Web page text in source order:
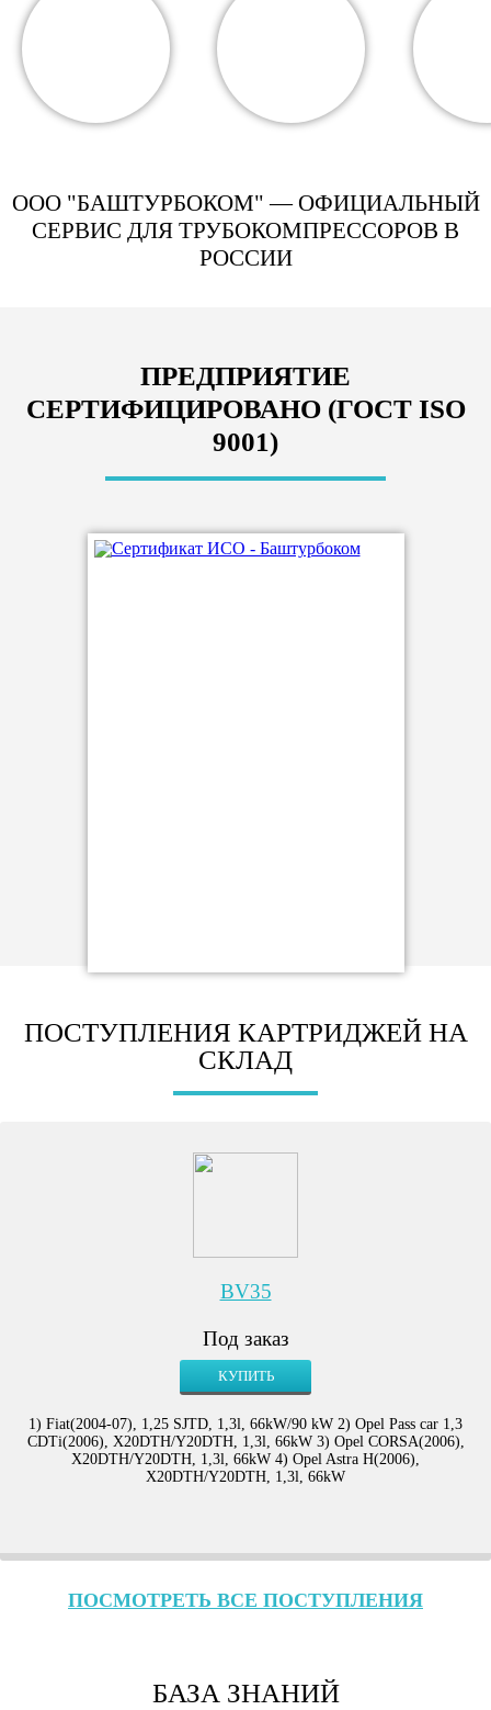
ООО "БАШТУРБОКОМ" — ОФИЦИАЛЬНЫЙ
СЕРВИС ДЛЯ ТРУБОКОМПРЕССОРОВ В
РОССИИ
ПРЕДПРИЯТИЕ
СЕРТИФИЦИРОВАНО (ГОСТ ISO
9001)
ПОСТУПЛЕНИЯ КАРТРИДЖЕЙ НА
СКЛАД
BV35
Под заказ
КУПИТЬ
1) Fiat(2004-07), 1,25 SJTD, 1,3l, 66kW/90 kW 2) Opel Pass car 1,3
CDTi(2006), X20DTH/Y20DTH, 1,3l, 66kW 3) Opel CORSA(2006),
X20DTH/Y20DTH, 1,3l, 66kW 4) Opel Astra H(2006),
X20DTH/Y20DTH, 1,3l, 66kW
ПОСМОТРЕТЬ ВСЕ ПОСТУПЛЕНИЯ
БАЗА ЗНАНИЙ